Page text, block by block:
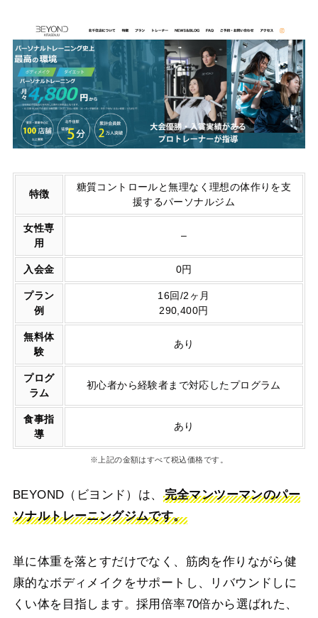
特徴
糖質コントロールと無理なく理想の体作りを支
援するパーソナルジム
女性専
用
–
入会金 0円
プラン
例
16回/2ヶ月
290,400円
無料体
験
あり
プログ
ラム
初心者から経験者まで対応したプログラム
食事指
導
あり
※上記の金額はすべて税込価格です。
BEYOND（ビヨンド）は、
完全マンツーマンのパー
ソナルトレーニングジムです。
単に体重を落とすだけでなく、筋肉を作りながら健
康的なボディメイクをサポートし、リバウンドしに
くい体を目指します。採用倍率70倍から選ばれた、